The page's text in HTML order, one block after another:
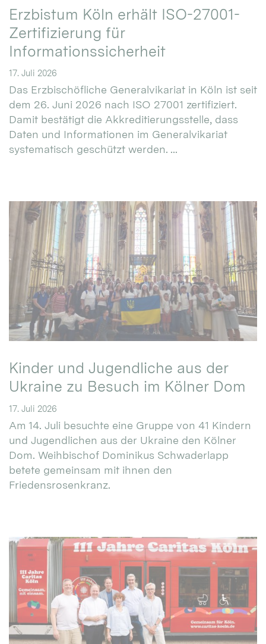
Erzbistum Köln erhält ISO-27001-
Zertifizierung für
Informationssicherheit
17. Juli 2026
Das Erzbischöfliche Generalvikariat in Köln ist seit
dem 26. Juni 2026 nach ISO 27001 zertifiziert.
Damit bestätigt die Akkreditierungsstelle, dass
Daten und Informationen im Generalvikariat
systematisch geschützt werden. ...
Kinder und Jugendliche aus der
Ukraine zu Besuch im Kölner Dom
17. Juli 2026
Am 14. Juli besuchte eine Gruppe von 41 Kindern
und Jugendlichen aus der Ukraine den Kölner
Dom. Weihbischof Dominikus Schwaderlapp
betete gemeinsam mit ihnen den
Friedensrosenkranz.